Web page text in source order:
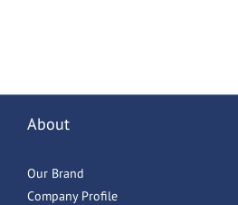
About
Our Brand
Company Profile